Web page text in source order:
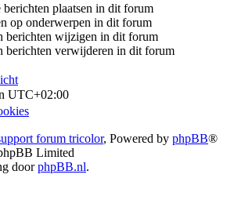
berichten plaatsen in dit forum
op onderwerpen in dit forum
berichten wijzigen in dit forum
berichten verwijderen in dit forum
UTC+02:00
forum tricolor, Powered by phpBB®
Limited
doorphpBB.nl.